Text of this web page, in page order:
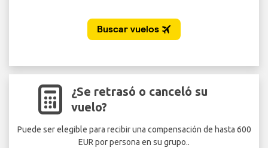
¿Se retrasó o canceló su
vuelo?
Puede ser elegible para recibir una compensación de hasta 600
EUR por persona en su grupo..